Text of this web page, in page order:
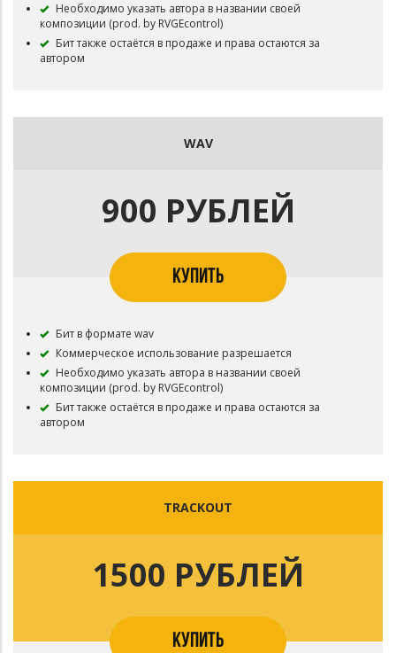
Необходимо указать автора в названии своей
композиции (prod. by RVGEcontrol)
Бит также остаётся в продаже и права остаются за
автором
WAV
900 РУБЛЕЙ
КУПИТЬ
Бит в формате wav
Коммерческое использование разрешается
Необходимо указать автора в названии своей
композиции (prod. by RVGEcontrol)
Бит также остаётся в продаже и права остаются за
автором
TRACKOUT
1500 РУБЛЕЙ
КУПИТЬ